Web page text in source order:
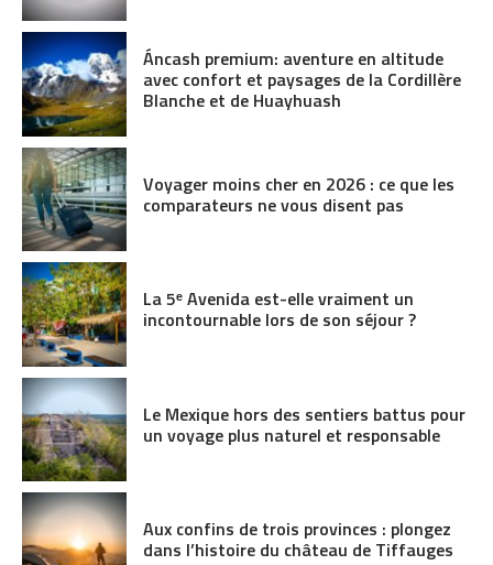
Áncash premium: aventure en altitude
avec confort et paysages de la Cordillère
Blanche et de Huayhuash
Voyager moins cher en 2026 : ce que les
comparateurs ne vous disent pas
La 5ᵉ Avenida est-elle vraiment un
incontournable lors de son séjour ?
Le Mexique hors des sentiers battus pour
un voyage plus naturel et responsable
Aux confins de trois provinces : plongez
dans l’histoire du château de Tiffauges